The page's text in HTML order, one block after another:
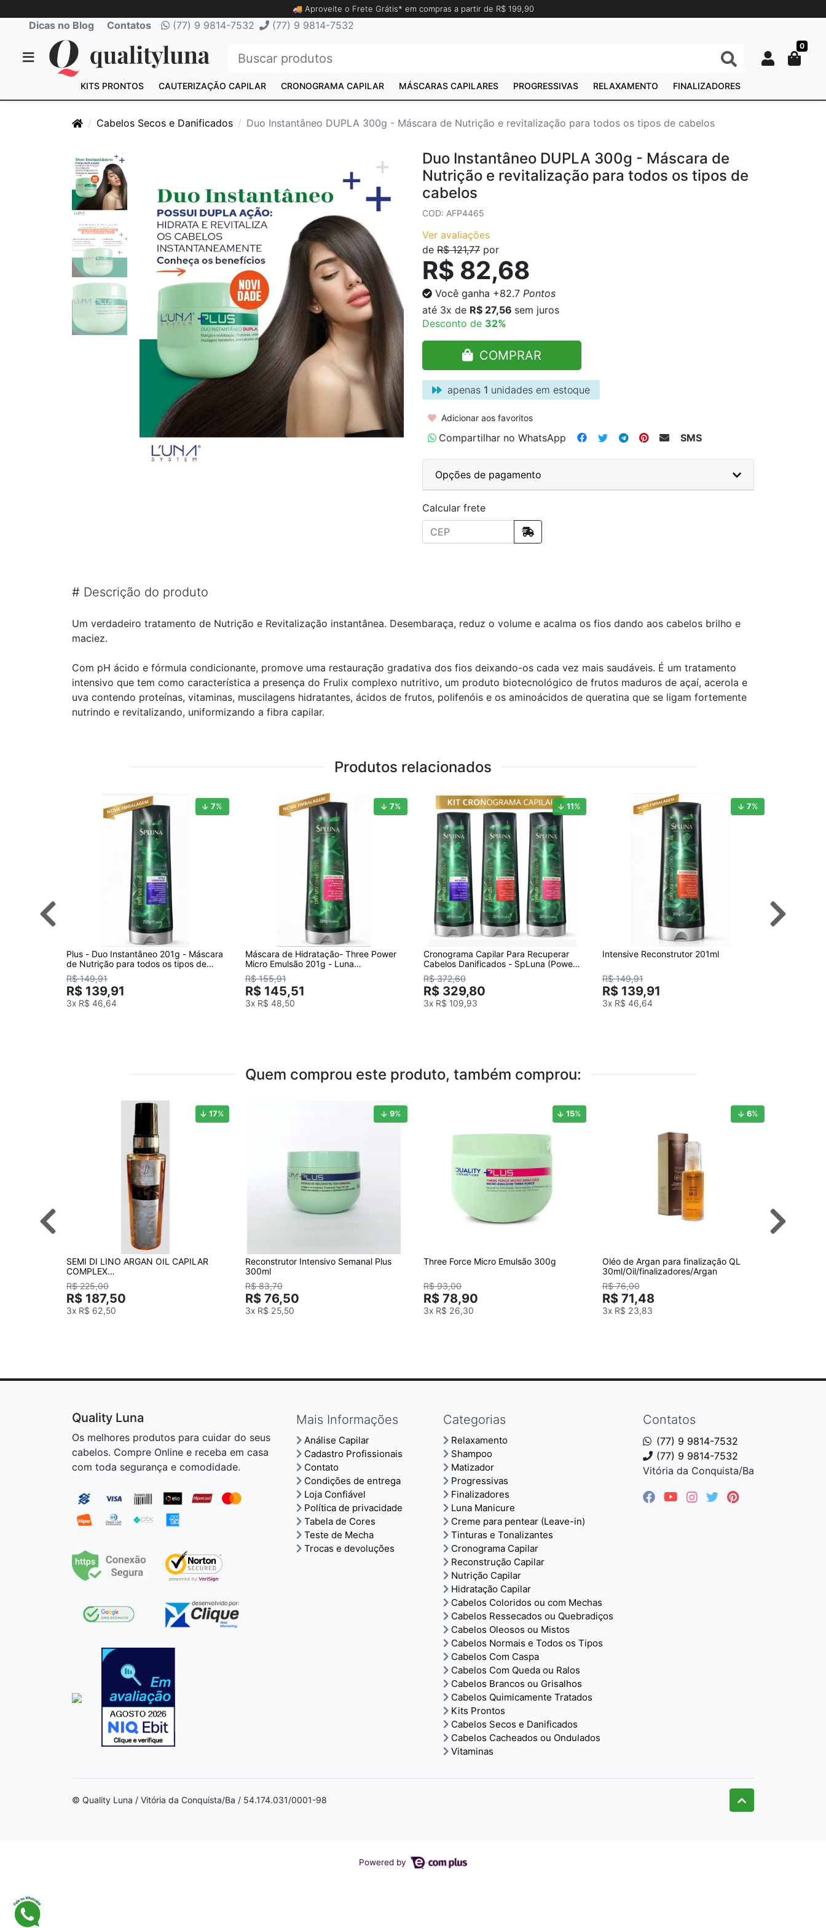
🚚 Aproveite o Frete Grátis* em compras a partir de R$ 199,90
Dicas no Blog Contatos (77) 9 9814-7532 (77) 9 9814-7532
0
KITS PRONTOS CAUTERIZAÇÃO CAPILAR CRONOGRAMA CAPILAR MÁSCARAS CAPILARES PROGRESSIVAS RELAXAMENTO FINALIZADORES
Cabelos Secos e Danificados Duo Instantâneo DUPLA 300g - Máscara de Nutrição e revitalização para todos os tipos de cabelos
Duo Instantâneo DUPLA 300g - Máscara de
Nutrição e revitalização para todos os tipos de
cabelos
COD: AFP4465
Ver avaliações
de R$ 121,77 por
R$ 82,68
Você ganha +82.7 Pontos
até 3x de R$ 27,56 sem juros
Desconto de 32%
COMPRAR
apenas 1 unidades em estoque
Adicionar aos favoritos
Compartilhar no WhatsApp SMS
Opções de pagamento
Calcular frete
# Descrição do produto
Um verdadeiro tratamento de Nutrição e Revitalização instantânea. Desembaraça, reduz o volume e acalma os fios dando aos cabelos brilho e
maciez.
Com pH ácido e fórmula condicionante, promove uma restauração gradativa dos fios deixando-os cada vez mais saudáveis. É um tratamento
intensivo que tem como característica a presença do Frulix complexo nutritivo, um produto biotecnológico de frutos maduros de açaí, acerola e
uva contendo proteínas, vitaminas, muscilagens hidratantes, ácidos de frutos, polifenóis e os aminoácidos de queratina que se ligam fortemente
nutrindo e revitalizando, uniformizando a fibra capilar.
Produtos relacionados
7%
Plus - Duo Instantâneo 201g - Máscara
de Nutrição para todos os tipos de
cabelos
R$ 149,91
R$ 139,91
3x R$ 46,64
7%
Máscara de Hidratação- Three Power
Micro Emulsão 201g - Luna
System/Máscaras capilares
R$ 155,91
R$ 145,51
3x R$ 48,50
11%
Cronograma Capilar Para Recuperar
Cabelos Danificados - SpLuna (Power,
Intensive, Duo)
R$ 372,60
R$ 329,80
3x R$ 109,93
7%
Intensive Reconstrutor 201ml
R$ 149,91
R$ 139,91
3x R$ 46,64
Quem comprou este produto, também comprou:
17%
SEMI DI LINO ARGAN OIL CAPILAR
COMPLEX
51mL/argan/oléo/finalizador/ NOVA
EMBALAGEM
R$ 225,00
R$ 187,50
3x R$ 62,50
9%
Reconstrutor Intensivo Semanal Plus
300ml
R$ 83,70
R$ 76,50
3x R$ 25,50
15%
Three Force Micro Emulsão 300g
R$ 93,00
R$ 78,90
3x R$ 26,30
6%
Oléo de Argan para finalização QL
30ml/Oil/finalizadores/Argan
R$ 76,00
R$ 71,48
3x R$ 23,83
Contatos
(77) 9 9814-7532
(77) 9 9814-7532
Vitória da Conquista/Ba
Mais Informações
Análise Capilar
Cadastro Profissionais
Contato
Condições de entrega
Loja Confiável
Política de privacidade
Tabela de Cores
Teste de Mecha
Trocas e devoluções
Categorias
Relaxamento
Shampoo
Matizador
Progressivas
Finalizadores
Luna Manicure
Creme para pentear (Leave-in)
Tinturas e Tonalizantes
Cronograma Capilar
Reconstrução Capilar
Nutrição Capilar
Hidratação Capilar
Cabelos Coloridos ou com Mechas
Cabelos Ressecados ou Quebradiços
Cabelos Oleosos ou Mistos
Cabelos Normais e Todos os Tipos
Cabelos Com Caspa
Cabelos Com Queda ou Ralos
Cabelos Brancos ou Grisalhos
Cabelos Quimicamente Tratados
Kits Prontos
Cabelos Secos e Danificados
Cabelos Cacheados ou Ondulados
Vitaminas
Quality Luna
Os melhores produtos para cuidar do seus
cabelos. Compre Online e receba em casa
com toda segurança e comodidade.
© Quality Luna / Vitória da Conquista/Ba / 54.174.031/0001-98
Powered by